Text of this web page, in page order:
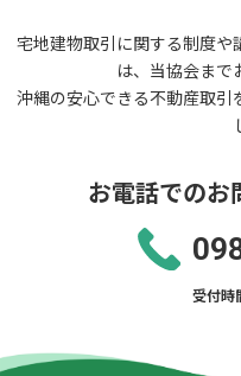
宅地建物取引に関する制度
は、当協会まで
沖縄の安心できる不動産取引
お電話でのお
受付